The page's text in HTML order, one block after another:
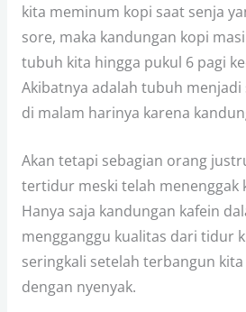
kita meminum kopi saat senja
sore, maka kandungan kopi
tubuh kita hingga pukul 6 pagi
Akibatnya adalah tubuh
di malam harinya karena
Akan tetapi sebagian orang
tertidur meski telah menenggak
Hanya saja kandungan kafein
mengganggu kualitas dari tidur
seringkali setelah terbangun
dengan nyenyak.